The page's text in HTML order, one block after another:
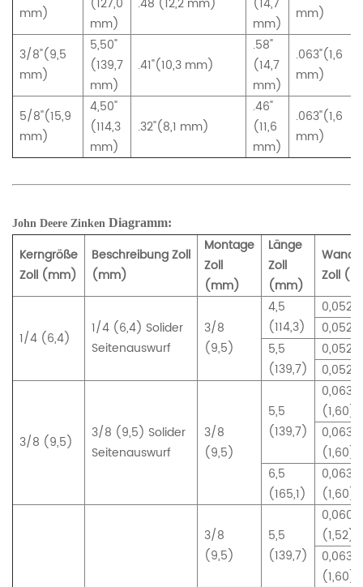
mm)
mm)
mm)
mm)
3/8"(9,5
mm)
5,50"
(139,7
mm)
.41"(10,3 mm)
.58"
(14,7
mm)
.063"(1,6
mm)
5/8"(15,9
mm)
4,50"
(114,3
mm)
.32"(8,1 mm)
.46"
(11,6
mm)
.063"(1,6
mm)
John Deere Zinken Diagramm:
Kerngröße
Zoll (mm)
Beschreibung Zoll
(mm)
Montage
Zoll
(mm)
Länge
Zoll
(mm)
Zoll
1/4 (6,4)
1/4 (6,4) Solider
Seitenauswurf
3/8
(9,5)
4,5
(114,3)
0,052
0,052
5,5
(139,7)
0,052
0,052
3/8 (9,5)
3/8 (9,5) Solider
Seitenauswurf
3/8
(9,5)
5,5
(139,7)
0,063
(1,60)
0,063
(1,60)
6,5
(165,1)
0,063
(1,60)
3/8
(9,5)
5,5
(139,7)
0,060
(1,52)
0,063
(1,60)